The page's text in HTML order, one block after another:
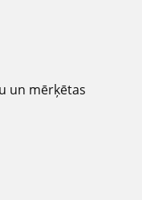
un mērķētas